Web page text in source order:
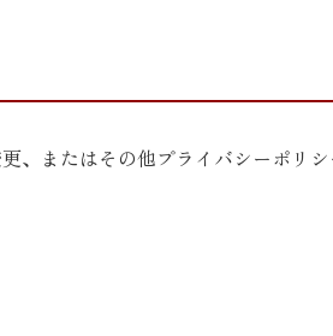
、またはその他プライバシーポリ